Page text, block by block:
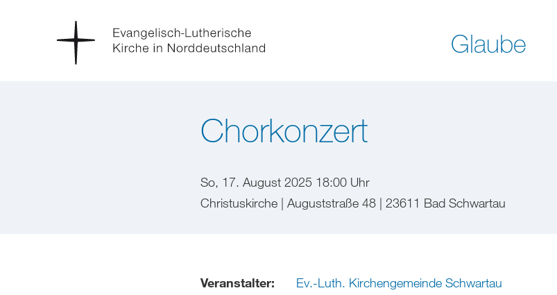
Glaube
Chorkonzert
So, 17. August 2025 18:00 Uhr
Christuskirche | Auguststraße 48 | 23611 Bad Schwartau
Veranstalter:
Ev.-Luth. Kirchengemeinde Schwartau